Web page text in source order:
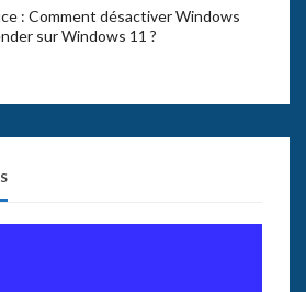
: Comment désactiver Windows
sur Windows 11 ?